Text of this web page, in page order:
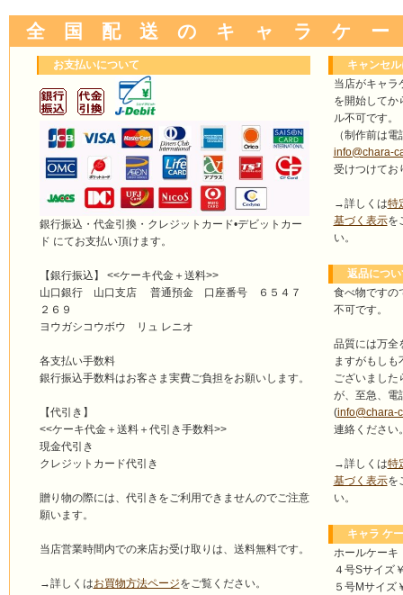
全 国 配 送 の キ ャ ラ ケ
お支払いについて
銀行振込・代金引換・クレジットカード•デビットカー
ド にてお支払い頂けます。
【銀行振込】 <<ケーキ代金＋送料>>
山口銀行 山口支店 普通預金 口座番号 ６５４７
２６９
ヨウガシコウボウ リュ レニオ
各支払い手数料
銀行振込手数料はお客さま実費ご負担をお願いします。
【代引き】
<<ケーキ代金＋送料＋代引き手数料>>
現金代引き
クレジットカード代引き
贈り物の際には、代引きをご利用できませんのでご注意
願います。
当店営業時間内での来店お受け取りは、送料無料です。
→詳しくはお買物方法ページをご覧ください。
キャンセル
当店がキャラ
を開始してか
ル不可です。
（制作前は
info@chara-
受けつけてお
→詳しくは特
基づく表示を
い。
返品につい
食べ物ですの
不可です。
品質には万全
ますがもしも
ございました
が、至急、電
(info@chara-
連絡ください
→詳しくは特
基づく表示を
い。
キャラ ケ
ホールケーキ
４号Sサイズ
５号Mサイズ